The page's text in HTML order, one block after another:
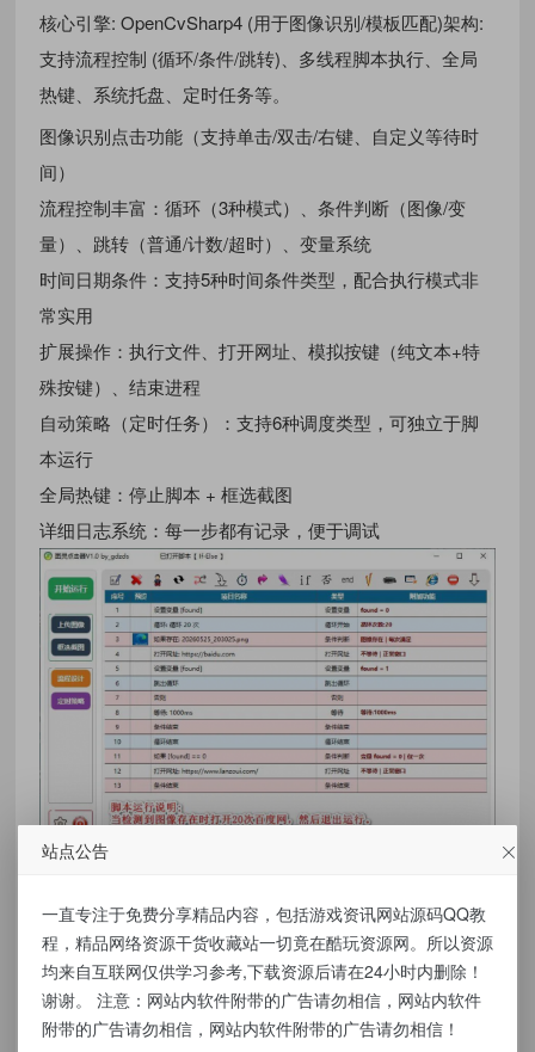
核心引擎: OpenCvSharp4 (用于图像识别/模板匹配)架构:
支持流程控制 (循环/条件/跳转)、多线程脚本执行、全局
热键、系统托盘、定时任务等。
图像识别点击功能（支持单击/双击/右键、自定义等待时
间）
流程控制丰富：循环（3种模式）、条件判断（图像/变
量）、跳转（普通/计数/超时）、变量系统
时间日期条件：支持5种时间条件类型，配合执行模式非
常实用
扩展操作：执行文件、打开网址、模拟按键（纯文本+特
殊按键）、结束进程
自动策略（定时任务）：支持6种调度类型，可独立于脚
本运行
全局热键：停止脚本 + 框选截图
详细日志系统：每一步都有记录，便于调试
点击下载
站点公告
一直专注于免费分享精品内容，包括游戏资讯网站源码QQ教
程，精品网络资源干货收藏站一切竟在酷玩资源网。所以资源
均来自互联网仅供学习参考,下载资源后请在24小时内删除！
谢谢。 注意：网站内软件附带的广告请勿相信，网站内软件
附带的广告请勿相信，网站内软件附带的广告请勿相信！